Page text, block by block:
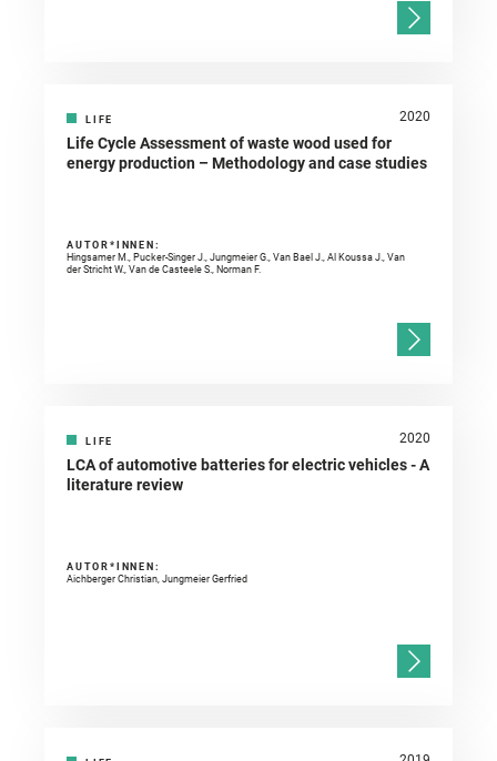
LIFE 2020
Life Cycle Assessment of waste wood used for
energy production – Methodology and case studies
AUTOR*INNEN:
Hingsamer M., Pucker-Singer J., Jungmeier G., Van Bael J., Al Koussa J., Van
der Stricht W., Van de Casteele S., Norman F.
LIFE 2020
LCA of automotive batteries for electric vehicles - A
literature review
AUTOR*INNEN:
Aichberger Christian, Jungmeier Gerfried